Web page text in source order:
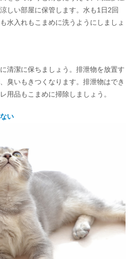
しい部屋に保管します。水も1日2回
水入れもこまめに洗うようにしましょ
清潔に保ちましょう。排泄物を放置す
臭いもきつくなります。排泄物はでき
用品もこまめに掃除しましょう。
い